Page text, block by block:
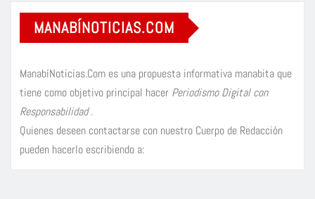
MANABÍNOTICIAS.COM
ManabíNoticias.Com es una propuesta informativa manabita que
tiene como objetivo principal hacer Periodismo Digital con
Responsabilidad.
Quienes deseen contactarse con nuestro Cuerpo de Redacción
pueden hacerlo escribiendo a: